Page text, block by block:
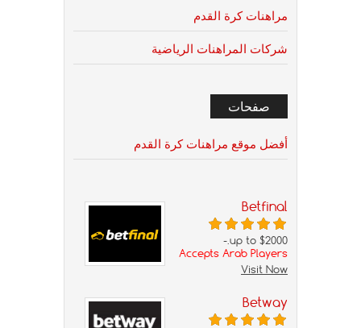
مراهنات كرة القدم
شركات المراهنات الرياضية
صفحات
أفضل موقع مراهنات كرة القدم
Betfinal
up to $2000.-
Accepts Arab Players
Visit Now
Betway